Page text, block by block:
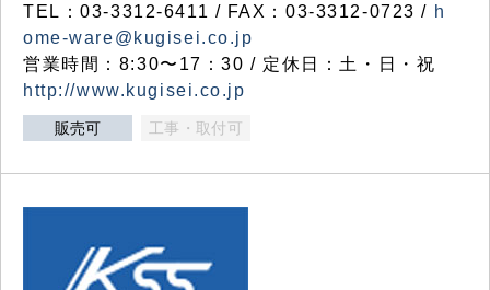
TEL：03-3312-6411 / FAX：03-3312-0723 / h
ome-ware@kugisei.co.jp
営業時間：8:30〜17：30 / 定休日：土・日・祝
http://www.kugisei.co.jp
販売可 工事・取付可